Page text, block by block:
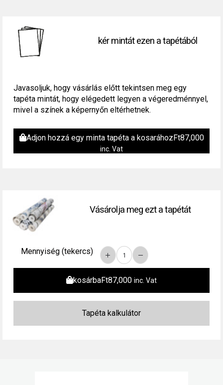
kér mintát ezen a tapétából
Javasoljuk, hogy vásárlás előtt tekintsen meg egy
tapéta mintát, hogy elégedett legyen a végeredménnyel,
mivel a színek a képernyőn eltérhetnek.
Adjon hozzá egy minta tapéta a kosarához Ft87,000
inc. Vat
Vásárolja meg ezt a tapétát
Mennyiség (tekercs)
kosárbaFt87,000 inc. Vat